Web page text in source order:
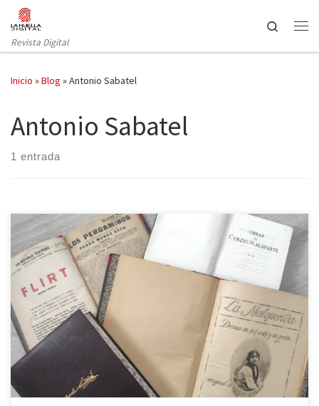
Saltar al contenido
Revista Digital
Search
Inicio »Blog »Antonio Sabatel
Antonio Sabatel
1 entrada
Periodistas literatos de principios del siglo XX